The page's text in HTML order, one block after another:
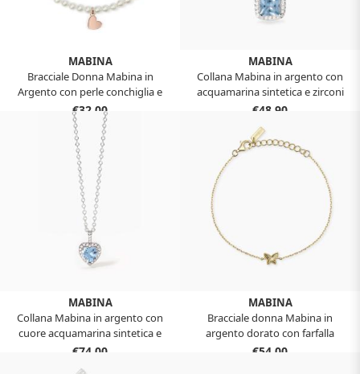
MABINA
Bracciale Donna Mabina in
Argento con perle conchiglia e
cuore placcato oro rosa 533734
€32,00
MABINA
Collana Mabina in argento con
acquamarina sintetica e zirconi
bianchi 553786
€48,90
MABINA
Collana Mabina in argento con
cuore acquamarina sintetica e
zirconi bianchi 553729
€74,00
MABINA
Bracciale donna Mabina in
argento dorato con farfalla
534169
€54,00